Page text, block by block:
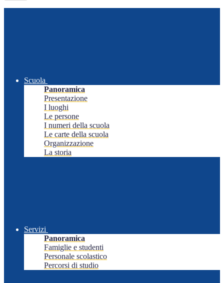
Scuola
Panoramica
Presentazione
I luoghi
Le persone
I numeri della scuola
Le carte della scuola
Organizzazione
La storia
Servizi
Panoramica
Famiglie e studenti
Personale scolastico
Percorsi di studio